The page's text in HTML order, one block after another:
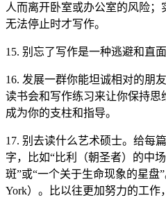
人而离开卧室或办公室的风险
无法停止时才写作。
15. 别忘了写作是一种逃避和直
16. 发展一群你能坦诚相对的朋
读书会和写作练习来让你保持思
成为你的支柱和指导。
17. 别去读什么艺术硕士。给每
字，比如“比利（朝圣者）的中
斑”或“一个关于生命现象的星盘
York）。比以往更加努力的工